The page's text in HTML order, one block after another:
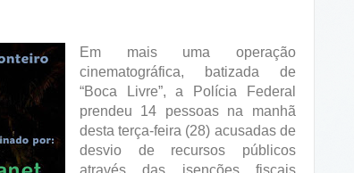
Em mais uma operação
cinematográfica, batizada de
“Boca Livre”, a Polícia Federal
prendeu 14 pessoas na manhã
desta terça-feira (28) acusadas de
desvio de recursos públicos
através das isenções fiscais